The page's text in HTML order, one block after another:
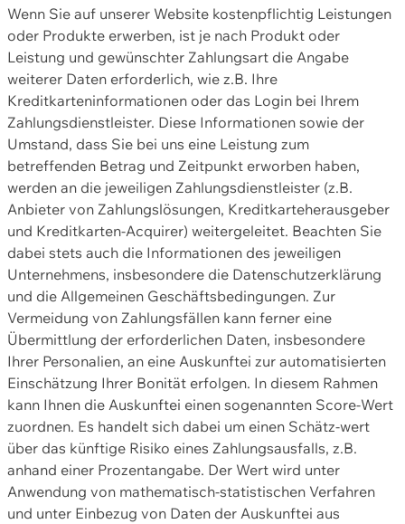
Wenn Sie auf unserer Website kostenpflichtig Leistungen
oder Produkte erwerben, ist je nach Produkt oder
Leistung und gewünschter Zahlungsart die Angabe
weiterer Daten erforderlich, wie z.B. Ihre
Kreditkarteninformationen oder das Login bei Ihrem
Zahlungsdienstleister. Diese Informationen sowie der
Umstand, dass Sie bei uns eine Leistung zum
betreffenden Betrag und Zeitpunkt erworben haben,
werden an die jeweiligen Zahlungsdienstleister (z.B.
Anbieter von Zahlungslösungen, Kreditkarteherausgeber
und Kreditkarten-Acquirer) weitergeleitet. Beachten Sie
dabei stets auch die Informationen des jeweiligen
Unternehmens, insbesondere die Datenschutzerklärung
und die Allgemeinen Geschäftsbedingungen. Zur
Vermeidung von Zahlungsfällen kann ferner eine
Übermittlung der erforderlichen Daten, insbesondere
Ihrer Personalien, an eine Auskunftei zur automatisierten
Einschätzung Ihrer Bonität erfolgen. In diesem Rahmen
kann Ihnen die Auskunftei einen sogenannten Score-Wert
zuordnen. Es handelt sich dabei um einen Schätz-wert
über das künftige Risiko eines Zahlungsausfalls, z.B.
anhand einer Prozentangabe. Der Wert wird unter
Anwendung von mathematisch-statistischen Verfahren
und unter Einbezug von Daten der Auskunftei aus